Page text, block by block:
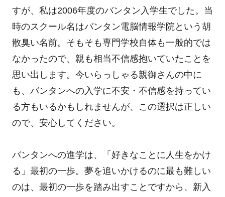
すが、私は2006年度のバンタン入学生でした。当
時のスクール名はバンタン電脳情報学院という胡
散臭い名前。そもそも専門学校自体も一般的では
なかったので、親も相当不信感抱いていたことを
思い出します。今いらっしゃる親御さんの中に
も、バンタンへの入学に不安・不信感を持ってい
る方もいるかもしれませんが、この選択は正しい
ので、安心してください。
バンタンへの進学は、「好きなことに人生をかけ
る」最初の一歩。夢を追いかけるのに最も難しい
のは、最初の一歩を踏み出すことですから、新入